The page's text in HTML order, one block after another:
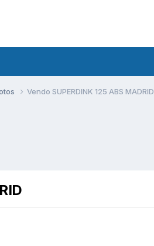
Vendo SUPERDINK 125 ABS MADRID